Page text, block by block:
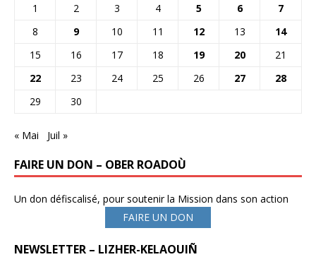
1
2 3 4 5 6
7
8
9 10 11 12 13
14
15
16 17 18 19 20
21
22
23 24 25 26 27
28
29
30
« Mai Juil »
FAIRE UN DON – OBER ROADOÙ
Un don défiscalisé, pour soutenir la Mission dans son action
FAIRE UN DON
NEWSLETTER – LIZHER-KELAOUIÑ